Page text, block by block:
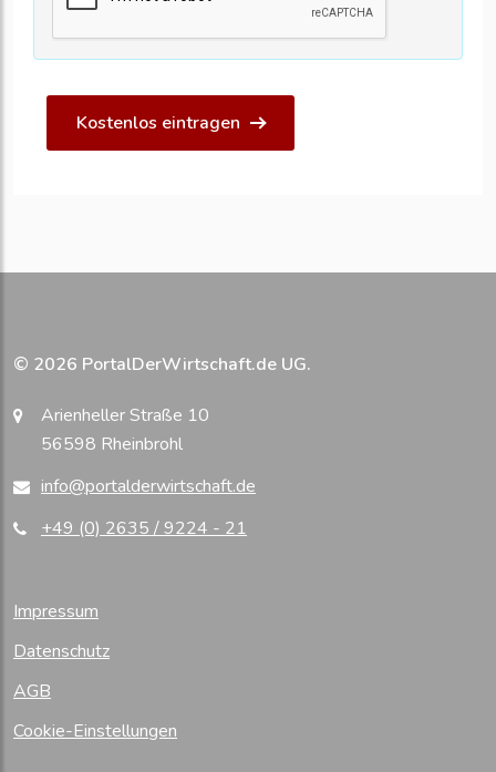
Kostenlos eintragen
© 2026 PortalDerWirtschaft.de UG.
Arienheller Straße 10
56598 Rheinbrohl
info@portalderwirtschaft.de
+49 (0) 2635 / 9224 - 21
Impressum
Datenschutz
AGB
Cookie-Einstellungen